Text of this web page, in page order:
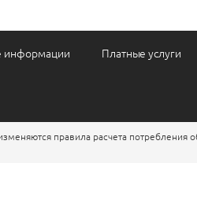
информации Платные услуги
правила расчета